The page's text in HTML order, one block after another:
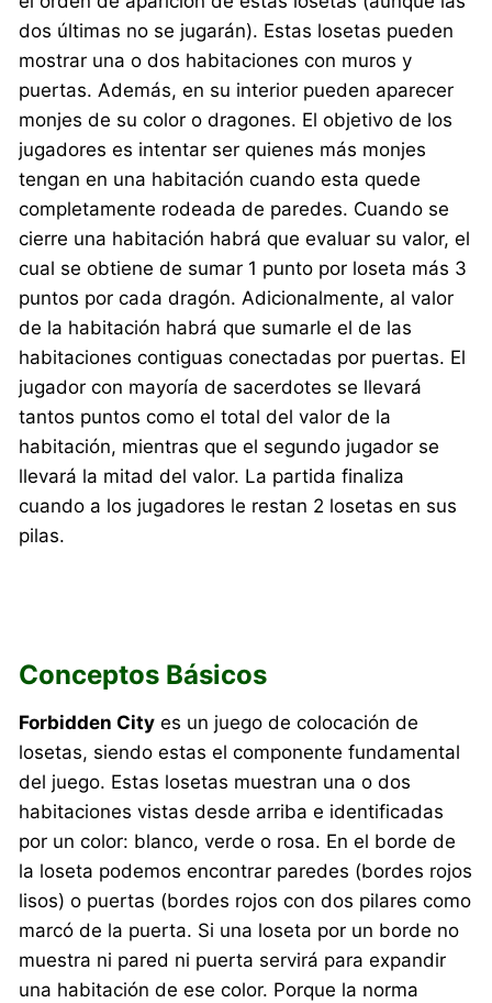
dos últimas no se jugarán). Estas losetas pueden
mostrar una o dos habitaciones con muros y
puertas. Además, en su interior pueden aparecer
monjes de su color o dragones. El objetivo de los
jugadores es intentar ser quienes más monjes
tengan en una habitación cuando esta quede
completamente rodeada de paredes. Cuando se
cierre una habitación habrá que evaluar su valor, el
cual se obtiene de sumar 1 punto por loseta más 3
puntos por cada dragón. Adicionalmente, al valor
de la habitación habrá que sumarle el de las
habitaciones contiguas conectadas por puertas. El
jugador con mayoría de sacerdotes se llevará
tantos puntos como el total del valor de la
habitación, mientras que el segundo jugador se
llevará la mitad del valor. La partida finaliza
cuando a los jugadores le restan 2 losetas en sus
pilas.
Conceptos Básicos
Forbidden City es un juego de colocación de
losetas, siendo estas el componente fundamental
del juego. Estas losetas muestran una o dos
habitaciones vistas desde arriba e identificadas
por un color: blanco, verde o rosa. En el borde de
la loseta podemos encontrar paredes (bordes rojos
lisos) o puertas (bordes rojos con dos pilares como
marcó de la puerta. Si una loseta por un borde no
muestra ni pared ni puerta servirá para expandir
una habitación de ese color. Porque la norma